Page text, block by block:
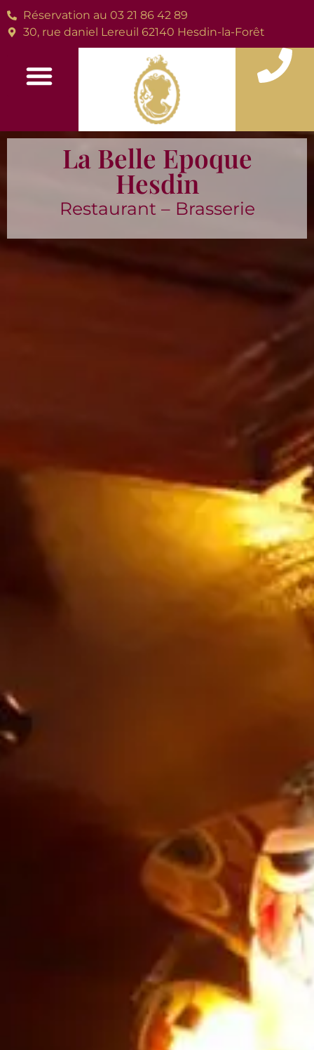
Réservation au 03 21 86 42 89
30, rue daniel Lereuil 62140 Hesdin-la-Forêt
La Belle Epoque
Hesdin
Restaurant – Brasserie